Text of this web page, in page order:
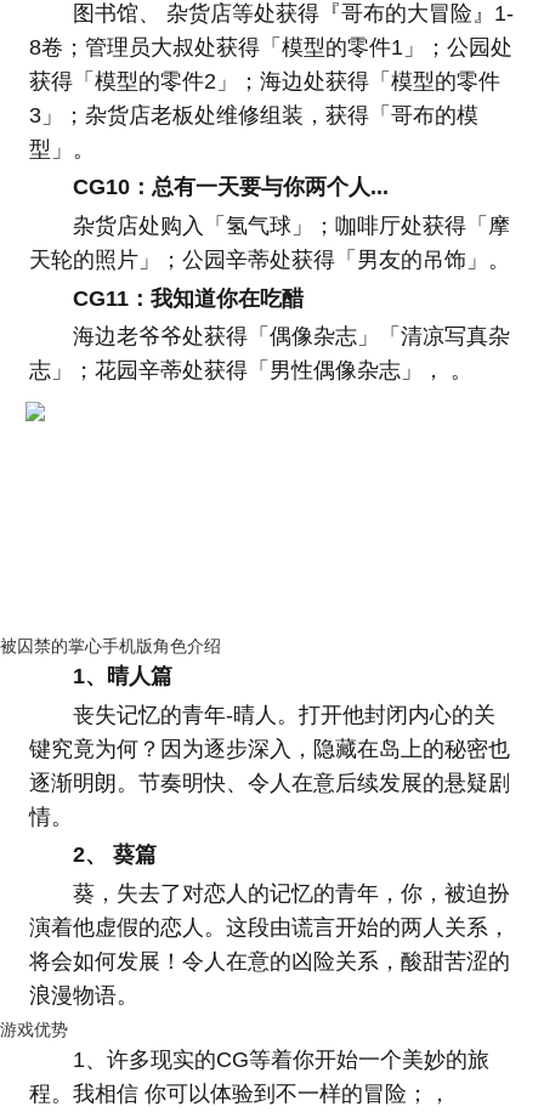
图书馆、 杂货店等处获得『哥布的大冒险』1-
8卷；管理员大叔处获得「模型的零件1」；公园处
获得「模型的零件2」；海边处获得「模型的零件
3」；杂货店老板处维修组装，获得「哥布的模
型」。
CG10：总有一天要与你两个人...
杂货店处购入「氢气球」；咖啡厅处获得「摩
天轮的照片」；公园辛蒂处获得「男友的吊饰」。
CG11：我知道你在吃醋
海边老爷爷处获得「偶像杂志」「清凉写真杂
志」；花园辛蒂处获得「男性偶像杂志」， 。
被囚禁的掌心手机版角色介绍
1、晴人篇
丧失记忆的青年-晴人。打开他封闭内心的关
键究竟为何？因为逐步深入，隐藏在岛上的秘密也
逐渐明朗。节奏明快、令人在意后续发展的悬疑剧
情。
2、 葵篇
葵，失去了对恋人的记忆的青年，你，被迫扮
演着他虚假的恋人。这段由谎言开始的两人关系，
将会如何发展！令人在意的凶险关系，酸甜苦涩的
浪漫物语。
游戏优势
1、许多现实的CG等着你开始一个美妙的旅
程。我相信 你可以体验到不一样的冒险；，